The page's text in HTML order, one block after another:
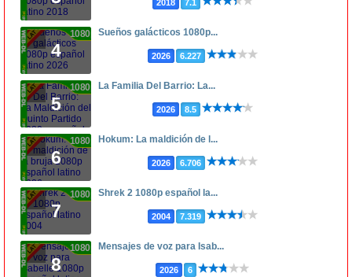
2018 7.1
4
1080p Sueños galácticos 1080p...
2026 6.227
5
1080p La Familia Del Barrio: La...
2026 8.5
6
1080p Hokum: La maldición de l...
2026 6.706
7
1080p Shrek 2 1080p español la...
2004 7.319
8
1080p Mensajes de voz para Isab...
2026 6